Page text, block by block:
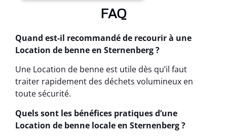
FAQ
Quand est-il recommandé de recourir à une
Location de benne en Sternenberg ?
Une Location de benne est utile dès qu’il faut
traiter rapidement des déchets volumineux en
toute sécurité.
Quels sont les bénéfices pratiques d’une
Location de benne locale en Sternenberg ?